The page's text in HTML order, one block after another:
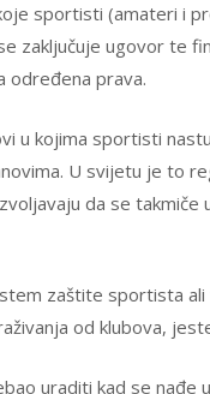
sportisti (amateri i
zaključuje ugovor te
određena prava.
u kojima sportisti
U svijetu je to
da se
zaštite sportista
od klubova,
uraditi kad se nađe